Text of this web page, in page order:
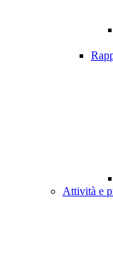
Attività e